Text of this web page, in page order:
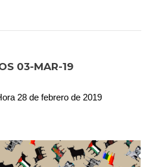
03-MAR-19
28 de febrero de 2019